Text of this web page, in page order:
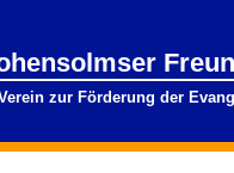
zur Förderung der